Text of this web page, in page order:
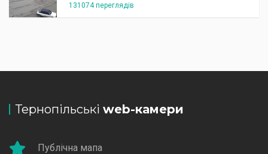
131074 переглядів
Тернопільські web-камери
Публічна мапа